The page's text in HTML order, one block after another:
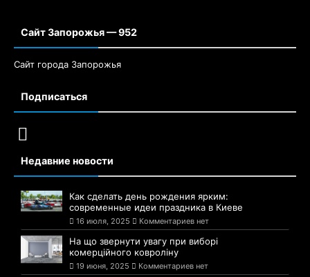
Сайт Запорожья — 952
Сайт города Запорожья
Подписаться
Недавние новости
Как сделать день рождения ярким:
современные идеи праздника в Киеве
16 июля, 2025 Комментариев нет
На що звернути увагу при виборі
комерційного ковроліну
19 июня, 2025 Комментариев нет